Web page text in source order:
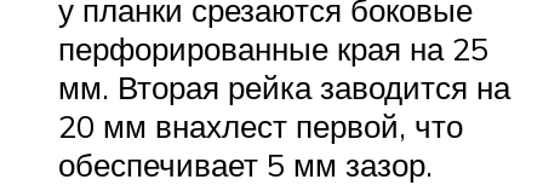
у планки срезаются боковые
перфорированные края на 25
мм. Вторая рейка заводится на
20 мм внахлест первой, что
обеспечивает 5 мм зазор.